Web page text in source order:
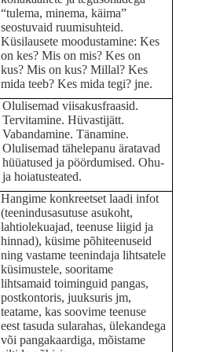
“tulema, minema, käima”
seostuvaid ruumisuhteid.
Küsilausete moodustamine: Kes
on kes? Mis on mis? Kes on
kus? Mis on kus? Millal? Kes
mida teeb? Kes mida tegi? jne.
Olulisemad viisakusfraasid.
Tervitamine. Hüvastijätt.
Vabandamine. Tänamine.
Olulisemad tähelepanu äratavad
hüüatused ja pöördumised. Ohu-
ja hoiatusteated.
Hangime konkreetset laadi infot
(teenindusasutuse asukoht,
lahtiolekuajad, teenuse liigid ja
hinnad), küsime põhiteenuseid
ning vastame teenindaja lihtsatele
küsimustele, sooritame
lihtsamaid toiminguid pangas,
postkontoris, juuksuris jm,
teatame, kas soovime teenuse
eest tasuda sularahas, ülekandega
või pangakaardiga, mõistame